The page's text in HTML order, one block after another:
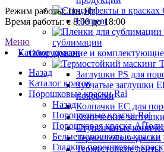
Element
сублимации
Оборудование и комплектующие
Заглушки PS для
Зубчатые заглушки
покраски
Колпачки ЕС для
Конические
Ступенчатые
Термостойкие диски
Термостойкие ленты
Режим работы: Пн-Пт
Время работы: с 8:00 до 18:00
Меню
Каталог красок
Назад
Каталог красок
Порошковые краски Ral
Назад
Порошковые краски Ral
Порошковая краска
Белые порошковые краски
Гладкие порошковые